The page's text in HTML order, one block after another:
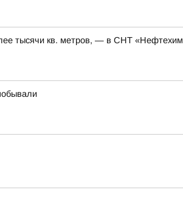
тысячи кв. метров, — в СНТ